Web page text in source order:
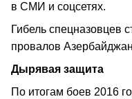
в СМИ и соцсетях.
Гибель спецназовцев
провалов
Дырявая защита
По итогам боев 2016